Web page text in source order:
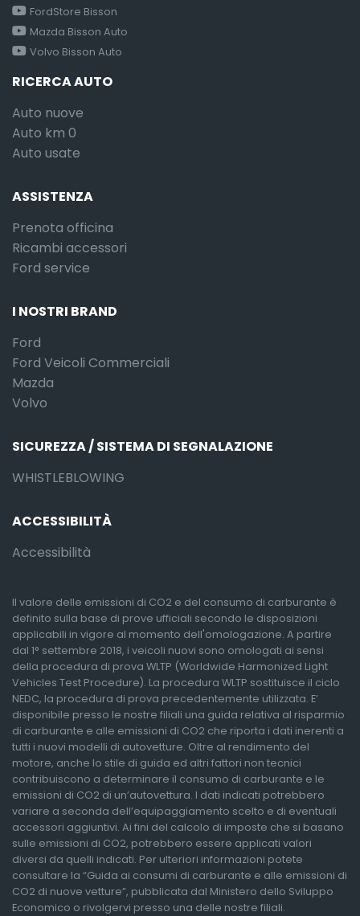
FordStore Bisson
Mazda Bisson Auto
Volvo Bisson Auto
RICERCA AUTO
Auto nuove
Auto km 0
Auto usate
ASSISTENZA
Prenota officina
Ricambi accessori
Ford service
I NOSTRI BRAND
Ford
Ford Veicoli Commerciali
Mazda
Volvo
SICUREZZA / SISTEMA DI SEGNALAZIONE
WHISTLEBLOWING
ACCESSIBILITÀ
Accessibilità
Il valore delle emissioni di CO2 e del consumo di carburante è
definito sulla base di prove ufficiali secondo le disposizioni
applicabili in vigore al momento dell'omologazione. A partire
dal 1° settembre 2018, i veicoli nuovi sono omologati ai sensi
della procedura di prova WLTP (Worldwide Harmonized Light
Vehicles Test Procedure). La procedura WLTP sostituisce il ciclo
NEDC, la procedura di prova precedentemente utilizzata. E’
disponibile presso le nostre filiali una guida relativa al risparmio
di carburante e alle emissioni di CO2 che riporta i dati inerenti a
tutti i nuovi modelli di autovetture. Oltre al rendimento del
motore, anche lo stile di guida ed altri fattori non tecnici
contribuiscono a determinare il consumo di carburante e le
emissioni di CO2 di un’autovettura. I dati indicati potrebbero
variare a seconda dell’equipaggiamento scelto e di eventuali
accessori aggiuntivi. Ai fini del calcolo di imposte che si basano
sulle emissioni di CO2, potrebbero essere applicati valori
diversi da quelli indicati. Per ulteriori informazioni potete
consultare la “Guida ai consumi di carburante e alle emissioni di
CO2 di nuove vetture”, pubblicata dal Ministero dello Sviluppo
Economico o rivolgervi presso una delle nostre filiali.